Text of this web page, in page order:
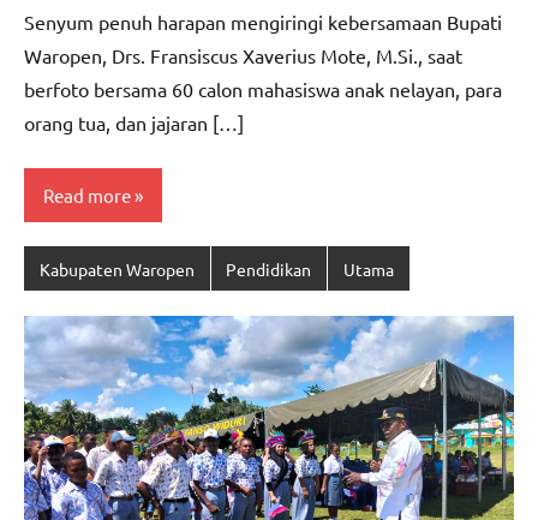
Senyum penuh harapan mengiringi kebersamaan Bupati
Waropen, Drs. Fransiscus Xaverius Mote, M.Si., saat
berfoto bersama 60 calon mahasiswa anak nelayan, para
orang tua, dan jajaran […]
Read more
Kabupaten Waropen Pendidikan Utama